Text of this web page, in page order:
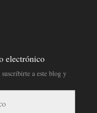
electrónico
a este blog y